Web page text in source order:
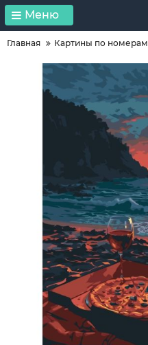
Меню
Главная Картины по номерам